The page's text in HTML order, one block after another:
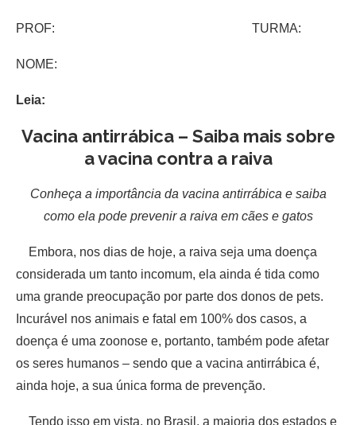
PROF: TURMA:
NOME:
Leia:
Vacina antirrábica – Saiba mais sobre
a vacina contra a raiva
Conheça a importância da vacina antirrábica e saiba
como ela pode prevenir a raiva em cães e gatos
Embora, nos dias de hoje, a raiva seja uma doença
considerada um tanto incomum, ela ainda é tida como
uma grande preocupação por parte dos donos de pets.
Incurável nos animais e fatal em 100% dos casos, a
doença é uma zoonose e, portanto, também pode afetar
os seres humanos – sendo que a vacina antirrábica é,
ainda hoje, a sua única forma de prevenção.
Tendo isso em vista, no Brasil, a maioria dos estados e